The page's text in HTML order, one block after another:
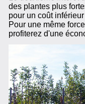
des plantes plus
pour un coût
Pour une même
profiterez d'une